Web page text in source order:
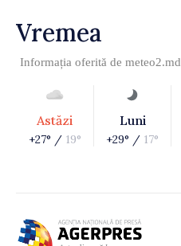
Vremea
Informația oferită de meteo2.md
Astăzi
+27° / 19°
Luni
+29° / 17°